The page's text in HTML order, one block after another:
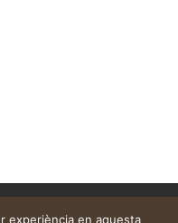
experiència en aquesta